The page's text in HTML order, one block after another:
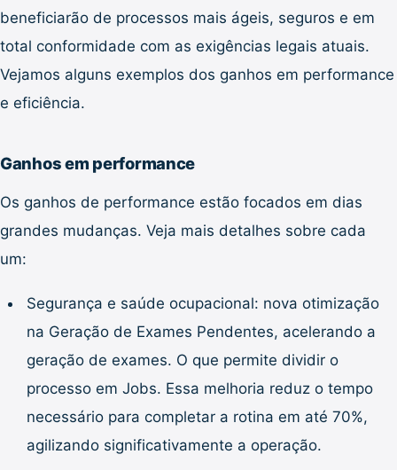
beneficiarão de processos mais ágeis, seguros e em
total conformidade com as exigências legais atuais.
Vejamos alguns exemplos dos ganhos em performance
e eficiência.
Ganhos em performance
Os ganhos de performance estão focados em dias
grandes mudanças. Veja mais detalhes sobre cada
um:
Segurança e saúde ocupacional: nova otimização
na Geração de Exames Pendentes, acelerando a
geração de exames. O que permite dividir o
processo em Jobs. Essa melhoria reduz o tempo
necessário para completar a rotina em até 70%,
agilizando significativamente a operação.